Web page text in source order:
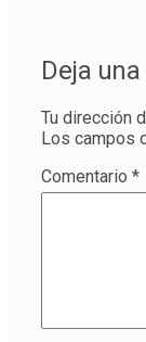
Deja
Tu dirección
Los campos
Comentario *